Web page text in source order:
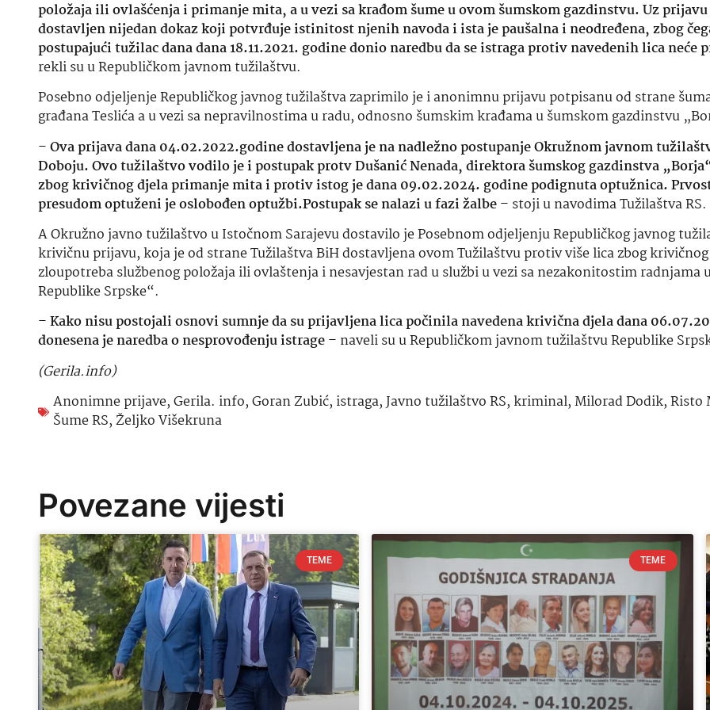
položaja ili ovlašćenja i primanje mita, a u vezi sa krađom šume u ovom šumskom gazdinstvu. Uz
dostavljen nijedan dokaz koji potvrđuje istinitost njenih navoda i ista je paušalna i neodređena, zbog
postupajući tužilac dana dana 18.11.2021. godine donio naredbu da se istraga protiv navedenih lica neće
rekli su u Republičkom javnom tužilaštvu.
Posebno odjeljenje Republičkog javnog tužilaštva zaprimilo je i anonimnu prijavu potpisanu od strane
građana Teslića a u vezi sa nepravilnostima u radu, odnosno šumskim krađama u šumskom gazdinstvu
–Ova prijava dana 04.02.2022.godine dostavljena je na nadležno postupanje Okružnom javnom
Doboju. Ovo tužilaštvo vodilo je i postupak protv Dušanić Nenada, direktora šumskog gazdinstva
zbog krivičnog djela primanje mita i protiv istog je dana 09.02.2024. godine podignuta optužnica.
presudom optuženi je oslobođen optužbi.Postupak se nalazi u fazi žalbe– stoji u navodima Tužilaštva RS.
A Okružno javno tužilaštvo u Istočnom Sarajevu dostavilo je Posebnom odjeljenju Republičkog javnog
krivičnu prijavu, koja je od strane Tužilaštva BiH dostavljena ovom Tužilaštvu protiv više lica zbog
zloupotreba službenog položaja ili ovlaštenja i nesavjestan rad u službi u vezi sa nezakonitostim radnjama
Republike Srpske“.
–Kako nisu postojali osnovi sumnje da su prijavljena lica počinila navedena krivična djela dana
donesena je naredba o nesprovođenju istrage– naveli su u Republičkom javnom tužilaštvu Republike
(Gerila.info)
Anonimne prijave,Gerila. info,Goran Zubić, istraga,Javno tužilaštvo RS,kriminal,Milorad Dodik,Risto
Šume RS,Željko Višekruna
Povezane vijesti
TEME TEME